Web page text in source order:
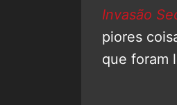
Invasão
piores
que foram